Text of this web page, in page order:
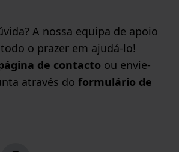
A nossa equipa de apoio
o prazer em ajudá-lo!
de contacto ou envie-
através do formulário de